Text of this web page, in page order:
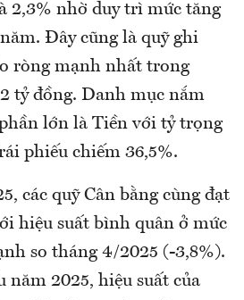
2,3% nhờ duy trì mức tăng
Đây cũng là quỹ ghi
ròng mạnh nhất trong
tỷ đồng. Danh mục nắm
lớn là Tiền với tỷ trọng
phiếu chiếm 36,5%.
các quỹ Cân bằng cùng đạt
hiệu suất bình quân ở mức
so tháng 4/2025 (-3,8%).
năm 2025, hiệu suất của